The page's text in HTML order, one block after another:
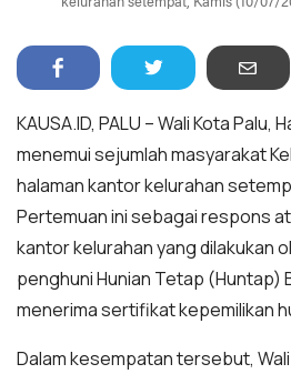
KAUSA.ID, PALU – Wali Kota Palu,
menemui sejumlah masyarakat
halaman kantor kelurahan
Pertemuan ini sebagai respons
kantor kelurahan yang dilakukan
penghuni Hunian Tetap (Huntap)
menerima sertifikat kepemilikan
Dalam kesempatan tersebut,